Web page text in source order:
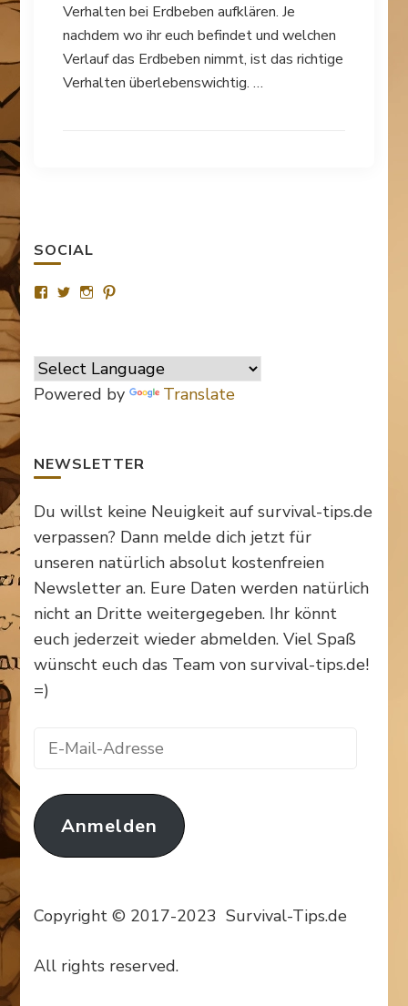
Verhalten bei Erdbeben aufklären. Je
nachdem wo ihr euch befindet und welchen
Verlauf das Erdbeben nimmt, ist das richtige
Verhalten überlebenswichtig. …
SOCIAL
Profil
anzeigen
Profil
anzeigen
Profil
anzeigen
Pinterest
anzeigen
Powered by Translate
NEWSLETTER
Du willst keine Neuigkeit auf survival-tips.de
verpassen? Dann melde dich jetzt für
unseren natürlich absolut kostenfreien
Newsletter an. Eure Daten werden natürlich
nicht an Dritte weitergegeben. Ihr könnt
euch jederzeit wieder abmelden. Viel Spaß
wünscht euch das Team von survival-tips.de!
=)
E-
Adresse
Anmelden
Copyright © 2017-2023 Survival-Tips.de
All rights reserved.